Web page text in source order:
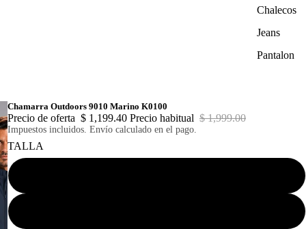
Chalecos
Jeans
Pantalon
Chamarra Outdoors 9010 Marino K0100
Precio de oferta $ 1,199.40 Precio habitual $ 1,999.00
Impuestos incluidos. Envío calculado en el pago.
TALLA